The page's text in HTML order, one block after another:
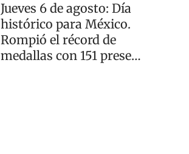
Jueves 6 de agosto: Día
histórico para México.
Rompió el récord de
medallas con 151 preseas